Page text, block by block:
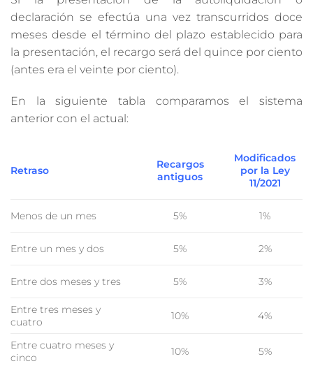
declaración se efectúa una vez transcurridos doce
meses desde el término del plazo establecido para
la presentación, el recargo será del quince por ciento
(antes era el veinte por ciento).
En la siguiente tabla comparamos el sistema
anterior con el actual:
Retraso
Recargos
antiguos
Modificados
por la Ley
11/2021
Menos de un mes 5% 1%
Entre un mes y dos 5% 2%
Entre dos meses y tres 5% 3%
Entre tres meses y
cuatro
10% 4%
Entre cuatro meses y
cinco
10% 5%